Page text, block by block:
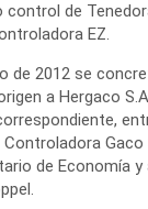
control de
EZ.
de 2012 se
a Hergaco
Gaco
de Economía